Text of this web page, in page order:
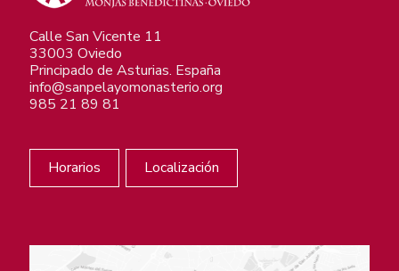
Calle San Vicente 11
33003 Oviedo
Principado de Asturias. España
info@sanpelayomonasterio.org
985 21 89 81
Horarios Localización